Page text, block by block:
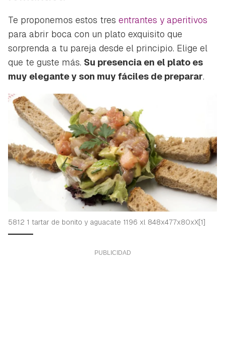
Te proponemos estos tres entrantes y aperitivos
para abrir boca con un plato exquisito que
sorprenda a tu pareja desde el principio. Elige el
que te guste más. Su presencia en el plato es
muy elegante y son muy fáciles de preparar.
5812 1 tartar de bonito y aguacate 1196 xl 848x477x80xX[1]